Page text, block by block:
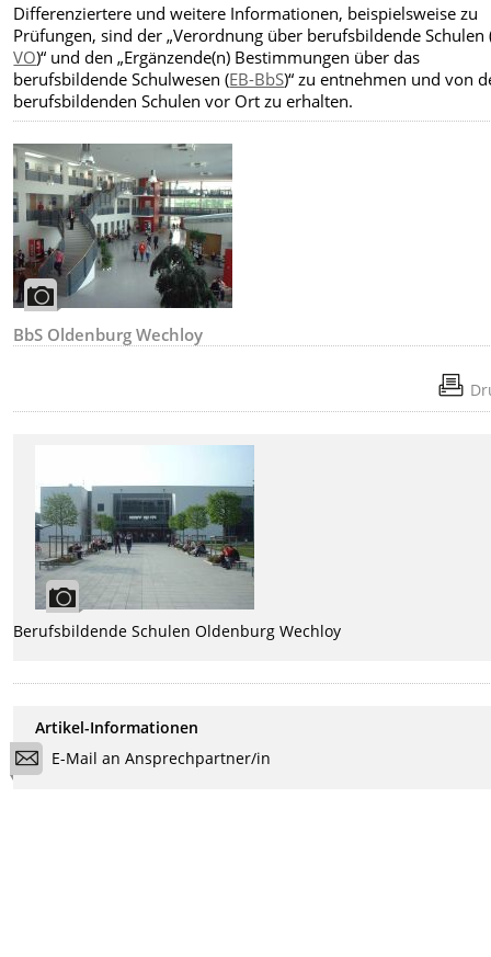
Differenziertere und weitere Informationen, beispielsweise zu
Prüfungen, sind der „Verordnung über berufsbildende Schulen
VO)“ und den „Ergänzende(n) Bestimmungen über das
berufsbildende Schulwesen (EB-BbS)“ zu entnehmen und von
berufsbildenden Schulen vor Ort zu erhalten.
BbS Oldenburg Wechloy
Berufsbildende Schulen Oldenburg Wechloy
Artikel-Informationen
E-Mail an Ansprechpartner/in